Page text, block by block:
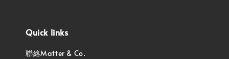
Quick links
聯絡Matter & Co.